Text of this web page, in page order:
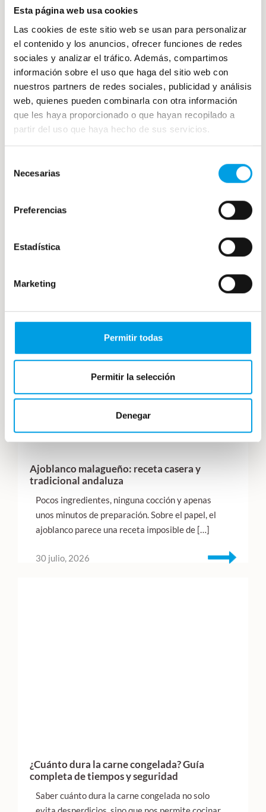
Esta página web usa cookies
Las cookies de este sitio web se usan para personalizar
el contenido y los anuncios, ofrecer funciones de redes
sociales y analizar el tráfico. Además, compartimos
información sobre el uso que haga del sitio web con
nuestros partners de redes sociales, publicidad y análisis
web, quienes pueden combinarla con otra información
que les haya proporcionado o que hayan recopilado a
partir del uso que haya hecho de sus servicios.
Necesarias
Preferencias
Estadística
Marketing
Permitir todas
Permitir la selección
Denegar
de todo el planeta.
Demográficamente Málaga tiene bastantes
similitudes a la situación de Japón en Asia.
Una pequeña «isla» donde predomina el
know how(el saber hacer) y donde miles de
personas viajan cada año a disfrutar de lo
que se les ofrece.
proveer congelados en la zona de España
quieres ser
Ajoblanco malagueño: receta casera y
tradicional andaluza
Pocos ingredientes, ninguna cocción y apenas
unos minutos de preparación. Sobre el papel, el
ajoblanco parece una receta imposible de […]
30 julio, 2026
¿Cuánto dura la carne congelada? Guía
completa de tiempos y seguridad
Saber cuánto dura la carne congelada no solo